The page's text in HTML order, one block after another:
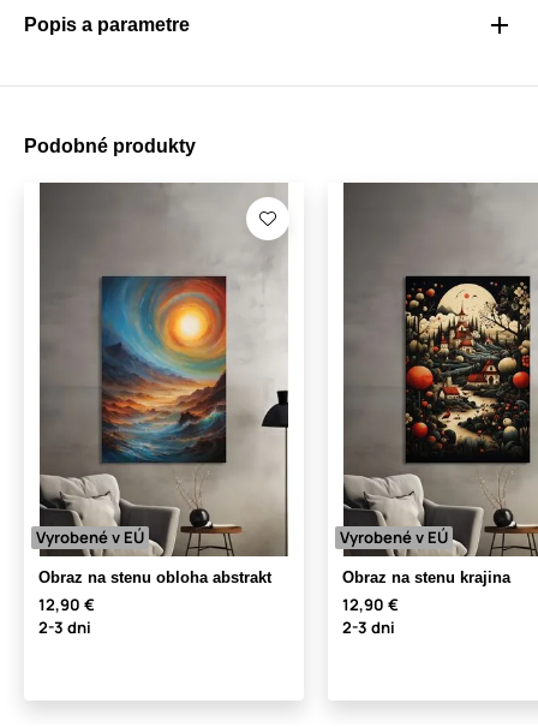
Popis a parametre
Podobné produkty
Vyrobené v EÚ
Obraz na stenu obloha abstrakt
12,90 €
2-3 dni
Vyrobené v EÚ
Obraz na stenu krajina
12,90 €
2-3 dni